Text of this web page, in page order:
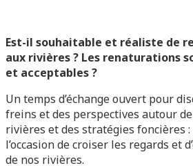
Est-il souhaitable et réaliste de
aux rivières ? Les renaturations
et acceptables ?
Un temps d’échange ouvert pour
freins et des perspectives autour
rivières et des stratégies foncières
l’occasion de croiser les regards et
de nos rivières.